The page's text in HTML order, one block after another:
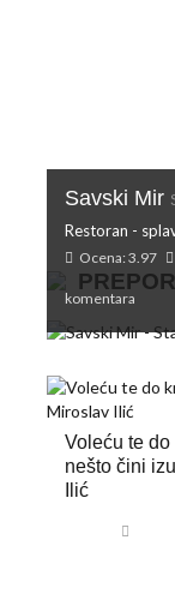
Savski Mir
Restoran -
Ocena: 3.97
komentara
Voleću te
nešto čini
Ilić